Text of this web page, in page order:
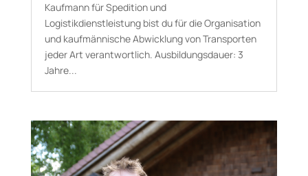
Kaufmann für Spedition und
Logistikdienstleistung bist du für die Organisation
und kaufmännische Abwicklung von Transporten
jeder Art verantwortlich. Aus­bildungs­dauer: 3
Jahre...